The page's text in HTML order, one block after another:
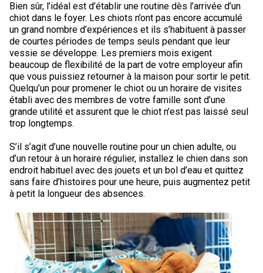
Bien sûr, l’idéal est d’établir une routine dès l’arrivée d’un
chiot dans le foyer. Les chiots n’ont pas encore accumulé
un grand nombre d’expériences et ils s’habituent à passer
de courtes périodes de temps seuls pendant que leur
vessie se développe. Les premiers mois exigent
beaucoup de flexibilité de la part de votre employeur afin
que vous puissiez retourner à la maison pour sortir le petit.
Quelqu’un pour promener le chiot ou un horaire de visites
établi avec des membres de votre famille sont d’une
grande utilité et assurent que le chiot n’est pas laissé seul
trop longtemps.
S’il s’agit d’une nouvelle routine pour un chien adulte, ou
d’un retour à un horaire régulier, installez le chien dans son
endroit habituel avec des jouets et un bol d’eau et quittez
sans faire d’histoires pour une heure, puis augmentez petit
à petit la longueur des absences.